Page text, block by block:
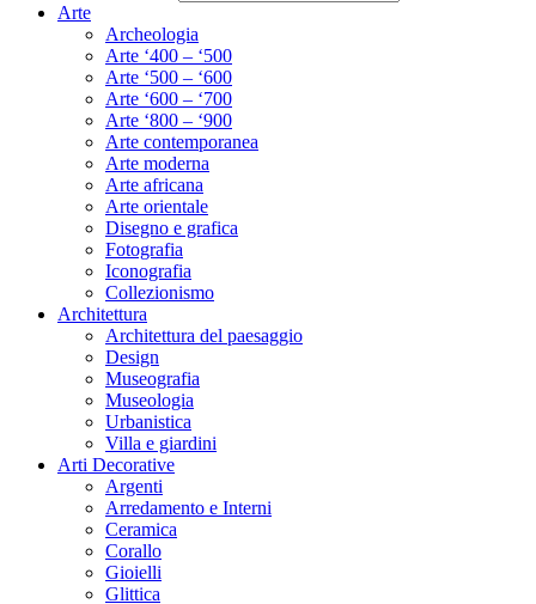
Arte
Archeologia
Arte ‘400 – ‘500
Arte ‘500 – ‘600
Arte ‘600 – ‘700
Arte ‘800 – ‘900
Arte contemporanea
Arte moderna
Arte africana
Arte orientale
Disegno e grafica
Fotografia
Iconografia
Collezionismo
Architettura
Architettura del paesaggio
Design
Museografia
Museologia
Urbanistica
Villa e giardini
Arti Decorative
Argenti
Arredamento e Interni
Ceramica
Corallo
Gioielli
Glittica